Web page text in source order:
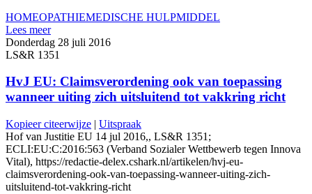
HOMEOPATHIEMEDISCHE HULPMIDDEL
Lees meer
Donderdag 28 juli 2016
LS&R 1351
HvJ EU: Claimsverordening ook van toepassing
wanneer uiting zich uitsluitend tot vakkring richt
Kopieer citeerwijze | Uitspraak
Hof van Justitie EU 14 jul 2016,, LS&R 1351;
ECLI:EU:C:2016:563 (Verband Sozialer Wettbewerb tegen Innova
Vital), https://redactie-delex.cshark.nl/artikelen/hvj-eu-
claimsverordening-ook-van-toepassing-wanneer-uiting-zich-
uitsluitend-tot-vakkring-richt